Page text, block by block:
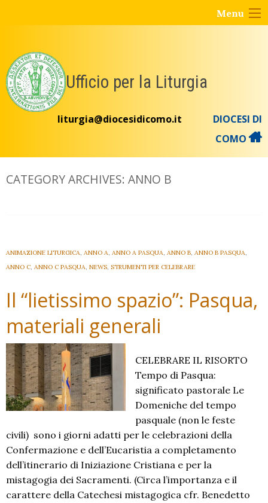
Menu
Ufficio per la Liturgia
liturgia@diocesidicomo.it
DIOCESI DI
COMO
CATEGORY ARCHIVES: ANNO B
ANIMAZIONE LITURGICA, ANNO A, ANNO A PASQUA, ANNO B, ANNO B PASQUA,
ANNO C, ANNO C PASQUA, NEWS, STRUMENTI PER CELEBRARE
Il “lietissimo spazio”: Pasqua,
materiali generali
CELEBRARE IL RISORTO
Tempo di Pasqua:
significato pastorale Le
Domeniche del tempo
pasquale (non le feste
civili) sono i giorni adatti per le celebrazioni della
Confermazione e dell’Eucaristia a completamento
dell’itinerario di Iniziazione Cristiana e per la
mistagogia dei Sacramenti. (Circa l’importanza e il
carattere della Catechesi mistagogica cfr. Benedetto